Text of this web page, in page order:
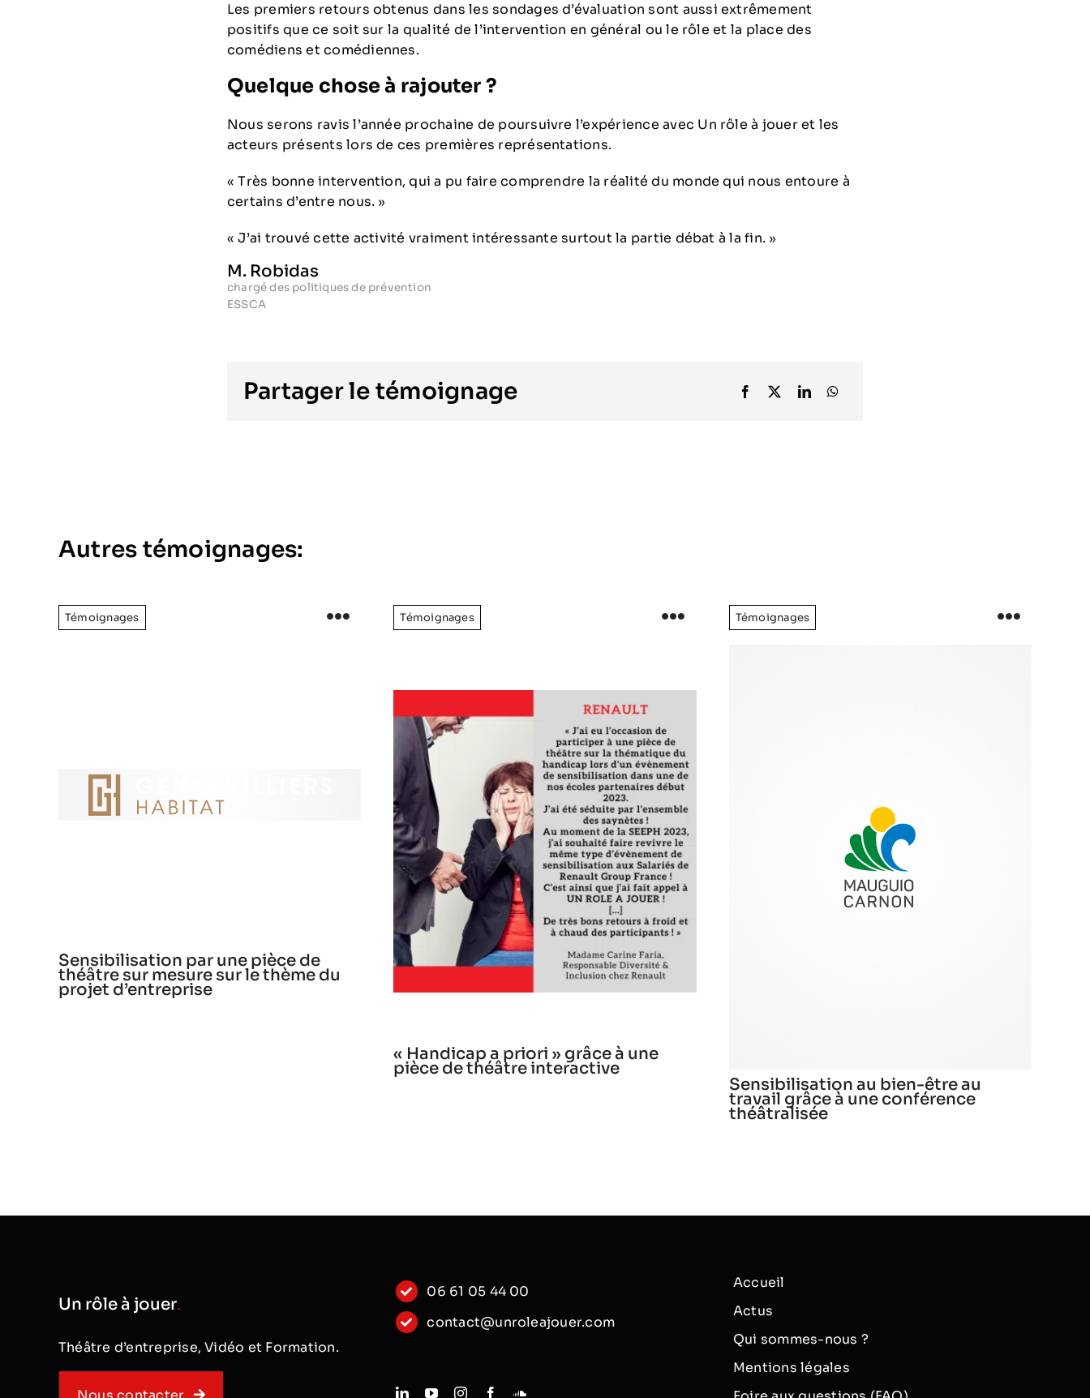
Les premiers retours obtenus dans les sondages d’évaluation sont aussi extrêmement
positifs que ce soit sur la qualité de l’intervention en général ou le rôle et la place des
comédiens et comédiennes.
Quelque chose à rajouter ?
Nous serons ravis l’année prochaine de poursuivre l’expérience avec Un rôle à jouer et les
acteurs présents lors de ces premières représentations.
« Très bonne intervention, qui a pu faire comprendre la réalité du monde qui nous entoure à
certains d’entre nous. »
« J’ai trouvé cette activité vraiment intéressante surtout la partie débat à la fin. »
M. Robidas
chargé des politiques de prévention
ESSCA
Partager le témoignage
Autres témoignages:
Témoignages
Sensibilisation par une pièce de
théâtre sur mesure sur le thème du
projet d’entreprise
Témoignages
« Handicap a priori » grâce à une
pièce de théâtre interactive
Témoignages
Sensibilisation au bien-être au
travail grâce à une conférence
théâtralisée
Un rôle à jouer.
Théâtre d’entreprise, Vidéo et Formation.
06 61 05 44 00
contact@unroleajouer.com
Accueil
Actus
Qui sommes-nous ?
Mentions légales